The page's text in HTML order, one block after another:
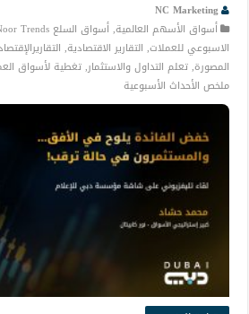
NC Marketing
أسواق الأسهم العالمية,أسواق السلع Noor Trends
الاسبوعي للعملات, التقارير الاقتصادية,
المصورة,تعلم التداول والاستثمار,تغطية لأسواق
ملخص الأحداث الأسبوعية